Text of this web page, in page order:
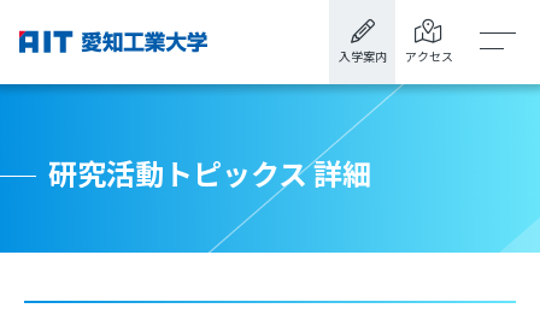
入学案内 アクセス
研究活動トピックス 詳細